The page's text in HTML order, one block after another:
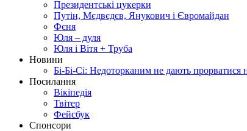
Президентські цукерки
Путін, Мєдвєдєв, Янукович і Євромайдан
Фєня
Юля – дуля
Юля і Вітя + Труба
Новини
Бі-Бі-Сі: Недоторканим не дають прорватися
Посилання
Вікіпедія
Твітер
Фейсбук
Спонсори